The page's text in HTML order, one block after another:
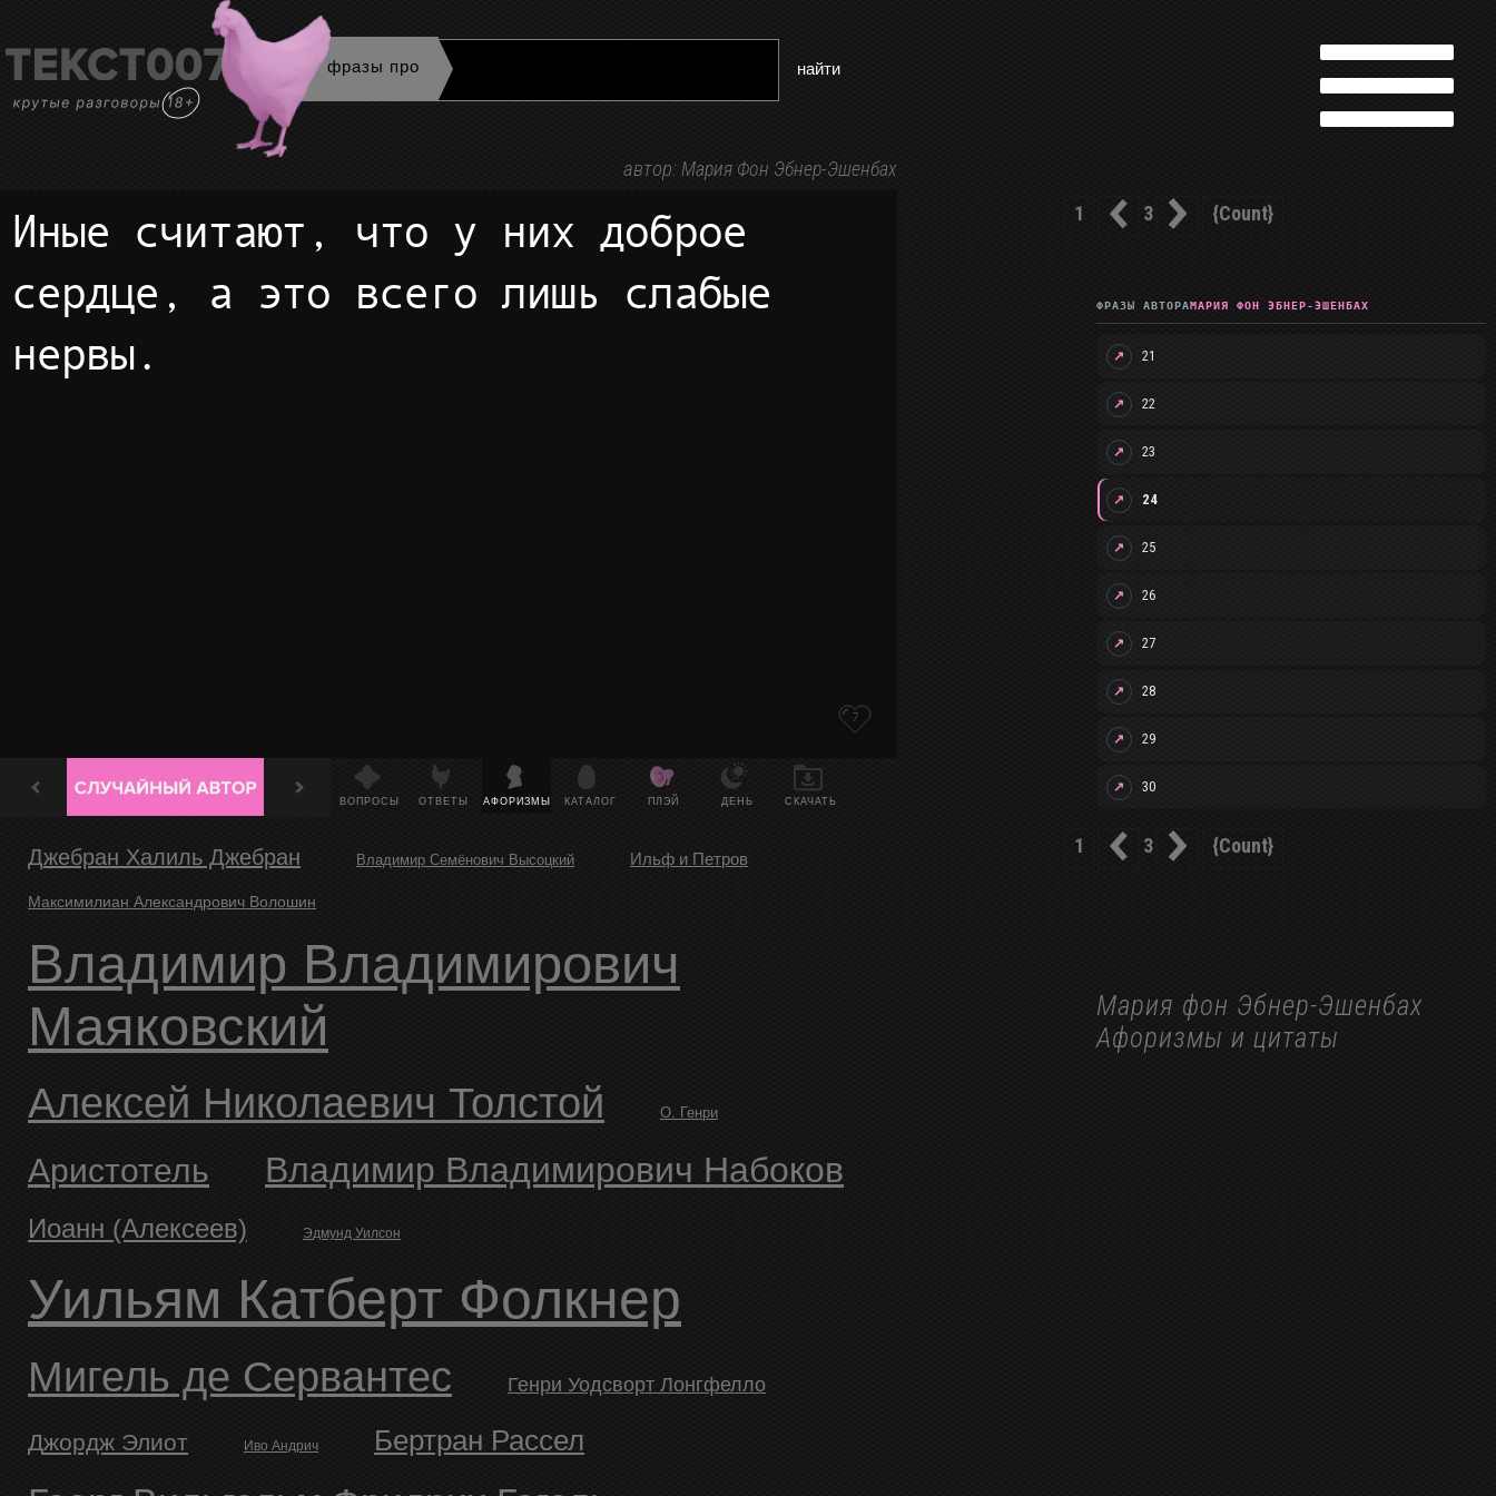
фразы про найти
автор:Мария Фон Эбнер-Эшенбах
Иные считают, что у них доброе
сердце, а это всего лишь слабые
нервы.
7
ВОПРОСЫ ОТВЕТЫ АФОРИЗМЫ КАТАЛОГ ПЛЭЙ ДЕНЬ СКАЧАТЬ
Джебран Халиль Джебран Владимир Семёнович Высоцкий Ильф и Петров
Максимилиан Александрович Волошин
Владимир Владимирович
Маяковский
Алексей Николаевич Толстой О. Генри
Аристотель Владимир Владимирович Набоков
Иоанн (Алексеев) Эдмунд Уилсон
Уильям Катберт Фолкнер
Мигель де Сервантес Генри Уодсворт Лонгфелло
Джордж Элиот Иво Андрич Бертран Рассел
1 3 {count}
ФРАЗЫ АВТОРАМАРИЯ ФОН ЭБНЕР-ЭШЕНБАХ
↗ 21
↗ 22
↗ 23
↗ 24
↗ 25
↗ 26
↗ 27
↗ 28
↗ 29
↗ 30
1 3 {count}
Мария фон Эбнер-Эшенбах
Афоризмы и цитаты